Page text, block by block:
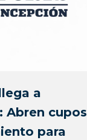
a
Abren cupos
para